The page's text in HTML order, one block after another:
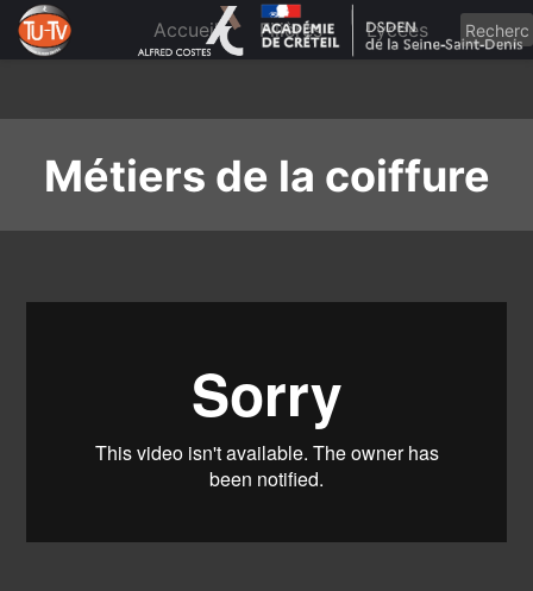
content
Accueil Filières Lycées
Métiers de la coiffure